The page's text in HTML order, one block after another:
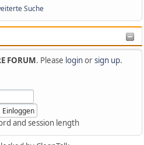
Suche
FORUM. Please loginorsign up.
and session length